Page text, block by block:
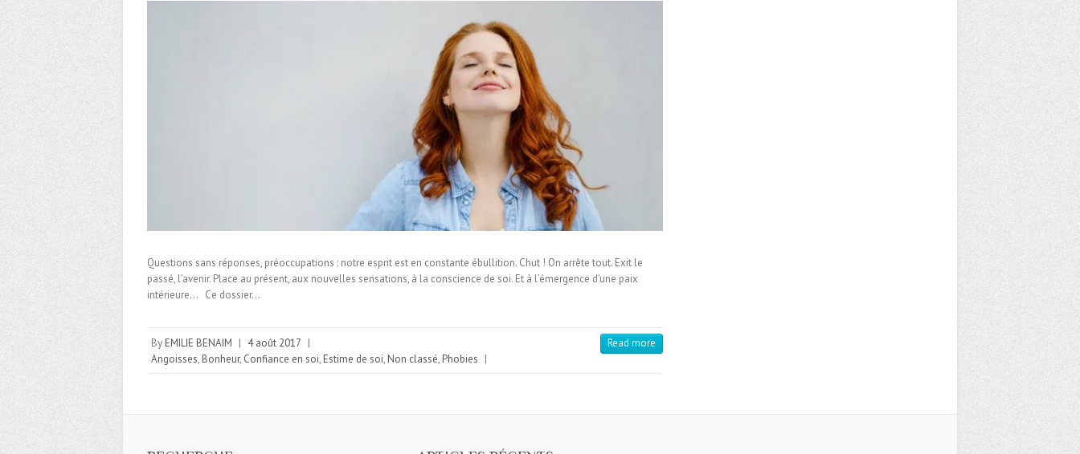
Questions sans réponses, préoccupations : notre esprit est en constante ébullition. Chut ! On arrête tout. Exit le
passé, l’avenir. Place au présent, aux nouvelles sensations, à la conscience de soi. Et à l’émergence d’une paix
intérieure… Ce dossier…
By EMILIE BENAIM | 4 août 2017 |
Angoisses, Bonheur, Confiance en soi, Estime de soi, Non classé, Phobies |
Read more